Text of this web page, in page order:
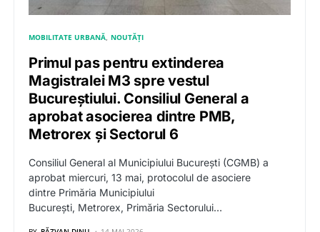
MOBILITATE URBANĂ NOUTĂȚI
Primul pas pentru extinderea
Magistralei M3 spre vestul
Bucureștiului. Consiliul General a
aprobat asocierea dintre PMB,
Metrorex și Sectorul 6
Consiliul General al Municipiului București (CGMB) a
aprobat miercuri, 13 mai, protocolul de asociere
dintre Primăria Municipiului
București, Metrorex, Primăria Sectorului…